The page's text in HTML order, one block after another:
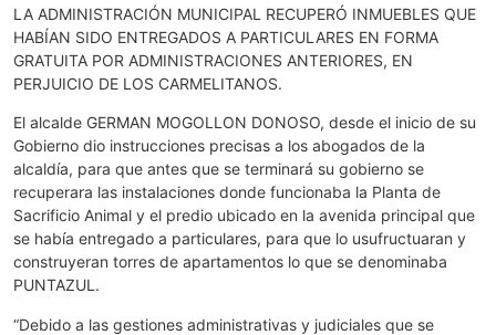
LA ADMINISTRACIÓN MUNICIPAL RECUPERÓ INMUEBLES QUE
HABÍAN SIDO ENTREGADOS A PARTICULARES EN FORMA
GRATUITA POR ADMINISTRACIONES ANTERIORES, EN
PERJUICIO DE LOS CARMELITANOS.
El alcalde GERMAN MOGOLLON DONOSO, desde el inicio de su
Gobierno dio instrucciones precisas a los abogados de la
alcaldía, para que antes que se terminará su gobierno se
recuperara las instalaciones donde funcionaba la Planta de
Sacrificio Animal y el predio ubicado en la avenida principal que
se había entregado a particulares, para que lo usufructuaran y
construyeran torres de apartamentos lo que se denominaba
PUNTAZUL.
“Debido a las gestiones administrativas y judiciales que se